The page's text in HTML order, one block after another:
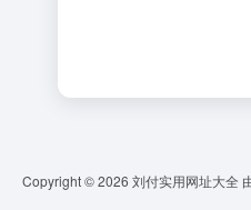
Copyright © 2026 刘付实用网址大全